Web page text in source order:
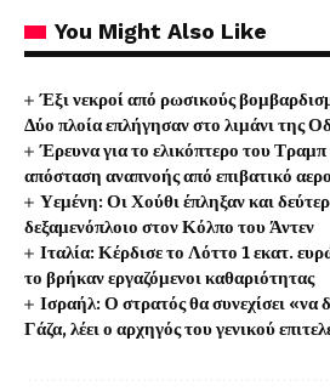
You Might Also Like
Έξι νεκροί από ρωσικούς
Δύο πλοία επλήγησαν στο λιμάνι της
Έρευνα για το ελικόπτερο του
απόσταση αναπνοής από επιβατικό
Υεμένη: Οι Χούθι έπληξαν και
δεξαμενόπλοιο στον Κόλπο του Άντεν
Ιταλία: Κέρδισε το Λόττο 1 εκατ.
το βρήκαν εργαζόμενοι καθαριότητας
Ισραήλ: Ο στρατός θα συνεχίσει «να
Γάζα, λέει ο αρχηγός του γενικού